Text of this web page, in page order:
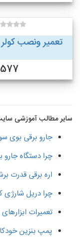
تعمیر ونصب
سایر مطالب آموزشی
جارو برقی بوی
چرا دستگاه جارو
اره برقی قدرت برش
چرا دریل شارژی کار
تعمیرات ابزارهای
پمپ بنزین